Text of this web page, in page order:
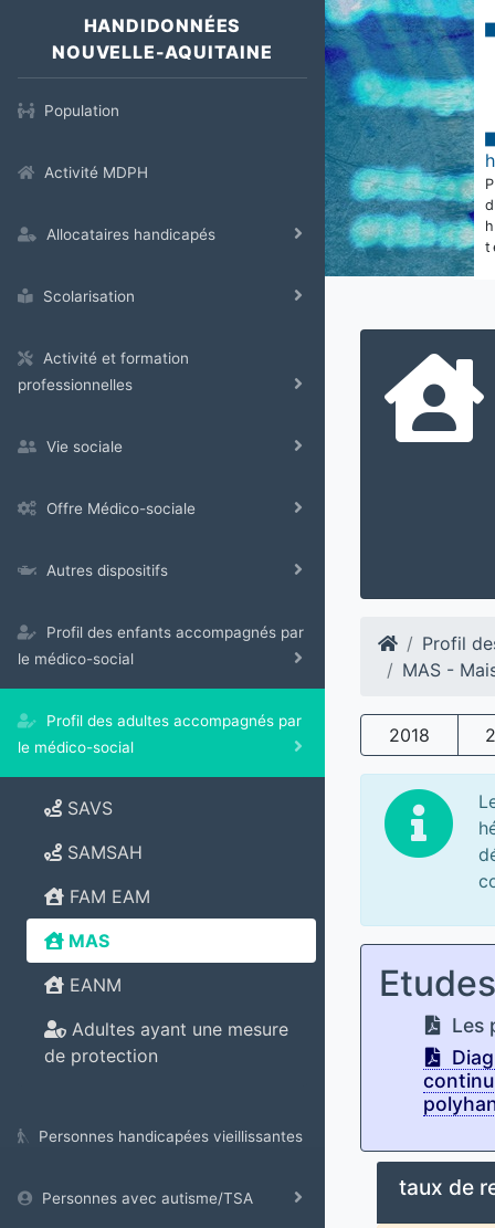
HANDIDONNÉES
NOUVELLE-AQUITAINE
Population
Activité MDPH
Allocataires handicapés
Scolarisation
Activité et formation
professionnelles
Vie sociale
Offre Médico-sociale
Autres dispositifs
Profil des enfants accompagnés par
le médico-social
Profil des adultes accompagnés par
le médico-social
SAVS
SAMSAH
FAM EAM
MAS
EANM
Adultes ayant une mesure
de protection
Personnes handicapées vieillissantes
Personnes avec autisme/TSA
Profil
MAS -
2018
Etudes
Les
taux de